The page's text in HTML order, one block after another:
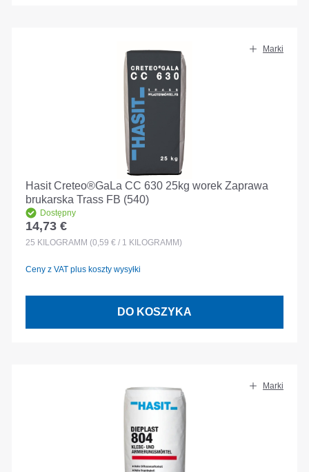
Marki
Hasit Creteo®GaLa CC 630 25kg worek Zaprawa
brukarska Trass FB (540)
Dostępny
Cena regularna:
14,73 €
25 KILOGRAMM (0,59 € / 1 KILOGRAMM)
Ceny z VAT plus koszty wysyłki
DO KOSZYKA
Marki